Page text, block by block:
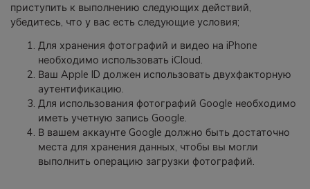
приступить к выполнению следующих действий,
убедитесь, что у вас есть следующие условия;
Для хранения фотографий и видео на iPhone
необходимо использовать iCloud.
Ваш Apple ID должен использовать двухфакторную
аутентификацию.
Для использования фотографий Google необходимо
иметь учетную запись Google.
В вашем аккаунте Google должно быть достаточно
места для хранения данных, чтобы вы могли
выполнить операцию загрузки фотографий.